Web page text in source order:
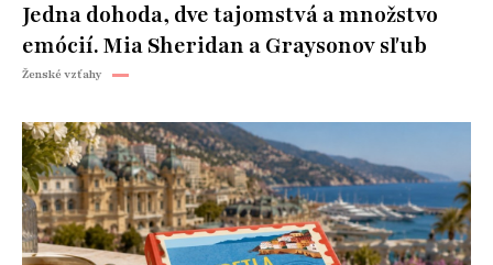
Jedna dohoda, dve tajomstvá a množstvo
emócií. Mia Sheridan a Graysonov sľub
Ženské vzťahy